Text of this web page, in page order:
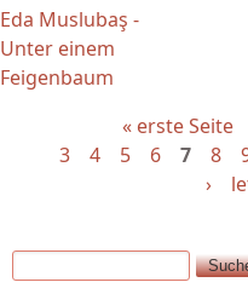
Eda Muslubaş -
Unter einem
Feigenbaum
« erste Seite
3
4 5 6 7 8
›
Suchformular
Suche